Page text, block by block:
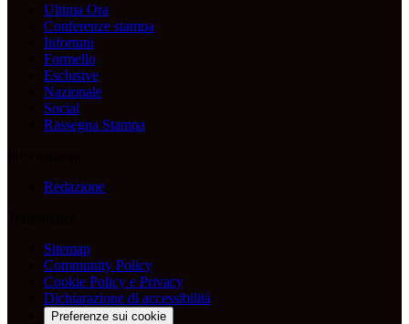
Ultima Ora
Conferenze stampa
Infortuni
Formello
Esclusive
Nazionale
Social
Rassegna Stampa
Redazione
Sitemap
Community Policy
Cookie Policy e Privacy
Dichiarazione di accessibilità
Preferenze sui cookie